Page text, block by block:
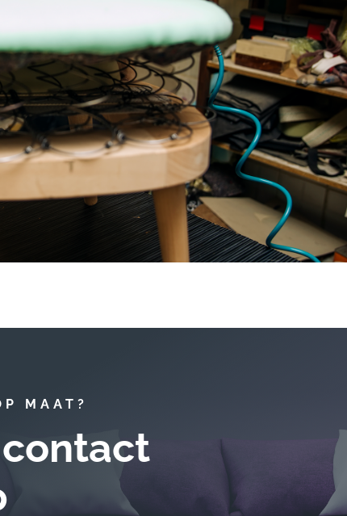
MAAT?